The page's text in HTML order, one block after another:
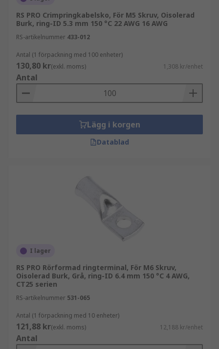
RS PRO Crimpringkabelsko, För M5 Skruv, Oisolerad
Burk, ring-ID 5.3 mm 150 °C 22 AWG 16 AWG
RS-artikelnummer 433-012
Antal (1 förpackning med 100 enheter)
130,80 kr(exkl. moms) 1,308 kr/enhet
Antal
Lägg i korgen
Datablad
I lager
RS PRO Rörformad ringterminal, För M6 Skruv,
Oisolerad Burk, Grå, ring-ID 6.4 mm 150 °C 4 AWG,
CT25 serien
RS-artikelnummer 531-065
Antal (1 förpackning med 10 enheter)
121,88 kr(exkl. moms) 12,188 kr/enhet
Antal